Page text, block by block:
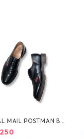
MAIL POSTMAN BO
Dr.MARTENS